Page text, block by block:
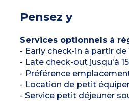
Pensez y
Services optionnels à
- Early check-in à partir
- Late check-out jusqu'à
- Préférence
- Location de petit
- Service petit déjeuner